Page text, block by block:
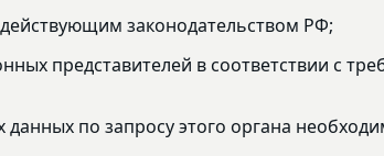
законодательством РФ;
представителей в соответствии с
по запросу этого органа